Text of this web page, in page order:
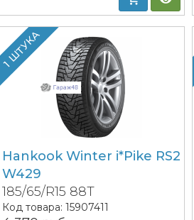
1 ШТУКА
Hankook Winter i*Pike RS2
W429
185/65/R15 88T
Код товара: 15907411